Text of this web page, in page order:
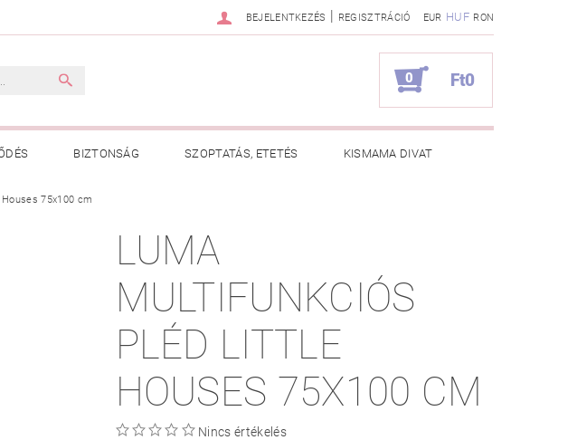
EUR HUF RON
BEJELENTKEZÉS | REGISZTRÁCIÓ
0 Ft0
BIZTONSÁG SZOPTATÁS, ETETÉS KISMAMA DIVAT
ADATKEZELÉSI TÁJÉKOZTATÓ
HASZNOS TANÁCSOK
75x100 cm
LUMA
MULTIFUNKCIÓS
PLÉD LITTLE
HOUSES 75X100 CM
Nincs értékelés